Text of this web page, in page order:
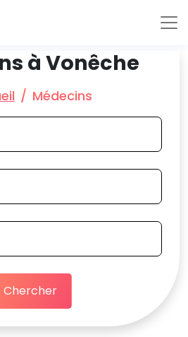
à Vonêche
Médecins
Chercher